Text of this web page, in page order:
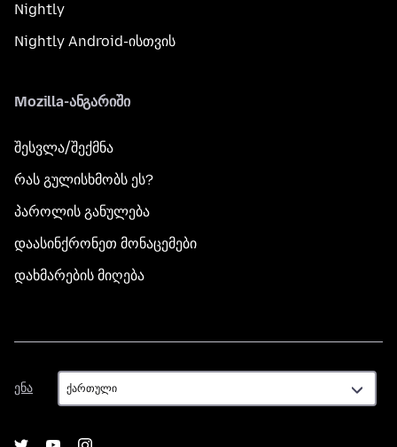
Nightly
Nightly Android-ისთვის
Mozilla-ანგარიში
შესვლა/შექმნა
რას გულისხმობს ეს?
პაროლის განულება
დაასინქრონეთ მონაცემები
დახმარების მიღება
ენა
ენა